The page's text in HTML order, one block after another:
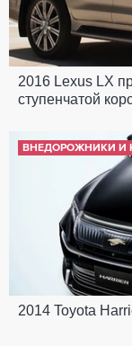
2016 Lexus LX
ступенчатой
ВНЕДОРОЖНИКИ И
2014 Toyota